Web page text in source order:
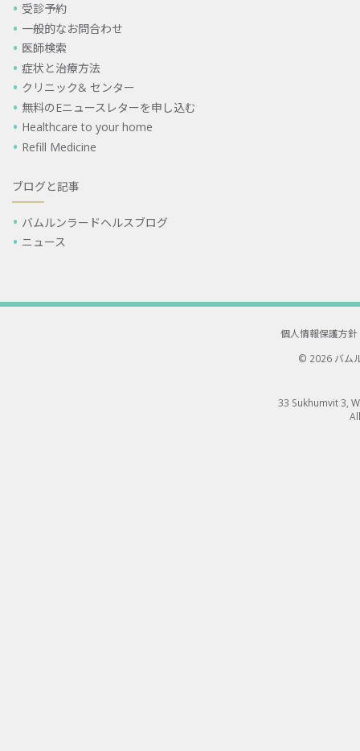
受診予約
一般的なお問合わせ
医師検索
症状と治療方法
クリニック& センター
無料のEニュースレターを申し込む
Healthcare to your home
Refill Medicine
ブログと記事
バムルンラードヘルスブログ
ニュース
個人情報保護方針
© 2026 バム
33 Sukhumvit 3,